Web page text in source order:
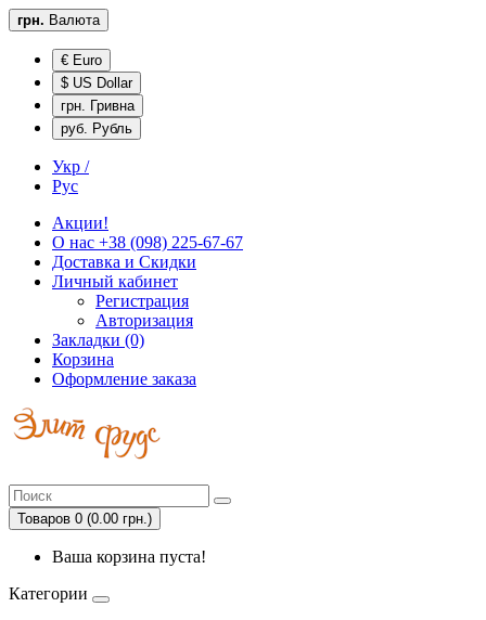
грн. Валюта
€ Euro
$ US Dollar
грн. Гривна
руб. Рубль
Укр /
Рус
Акции!
О нас +38 (098) 225-67-67
Доставка и Скидки
Личный кабинет
Регистрация
Авторизация
Закладки (0)
Корзина
Оформление заказа
Товаров 0 (0.00 грн.)
Ваша корзина пуста!
Категории